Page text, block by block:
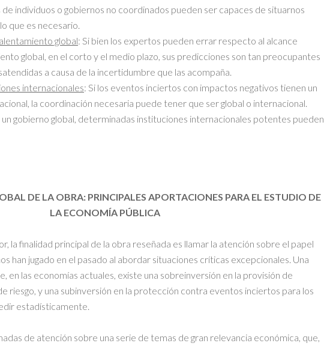
individuos o gobiernos no coordinados pueden ser capaces de situarnos
que es necesario.
global: Si bien los expertos pueden errar respecto al alcance
global, en el corto y el medio plazo, sus predicciones son tan preocupantes
a causa de la incertidumbre que las acompaña.
internacionales: Si los eventos inciertos con impactos negativos tienen un
la coordinación necesaria puede tener que ser global o internacional.
gobierno global, determinadas instituciones internacionales potentes pueden
DE LA OBRA: PRINCIPALES APORTACIONES PARA EL ESTUDIO DE
LA ECONOMÍA PÚBLICA
la finalidad principal de la obra reseñada es llamar la atención sobre el papel
han jugado en el pasado al abordar situaciones críticas excepcionales. Una
en las economías actuales, existe una sobreinversión en la provisión de
riesgo, y una subinversión en la protección contra eventos inciertos para los
estadísticamente.
de atención sobre una serie de temas de gran relevancia económica, que,